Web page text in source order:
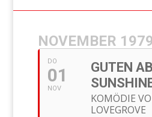
NOVEMBER 1979
DO
01
NOV
GUTEN
KOMÖDIE
LOVEGROVE